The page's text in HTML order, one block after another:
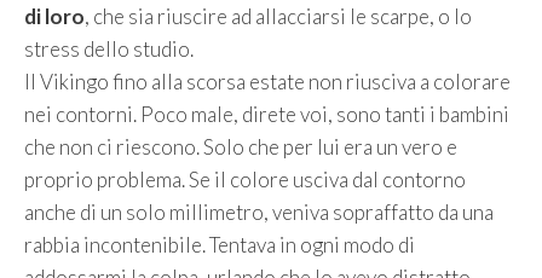
di loro, che sia riuscire ad allacciarsi le scarpe, o lo
stress dello studio.
Il Vikingo fino alla scorsa estate non riusciva a colorare
nei contorni. Poco male, direte voi, sono tanti i bambini
che non ci riescono. Solo che per lui era un vero e
proprio problema. Se il colore usciva dal contorno
anche di un solo millimetro, veniva sopraffatto da una
rabbia incontenibile. Tentava in ogni modo di